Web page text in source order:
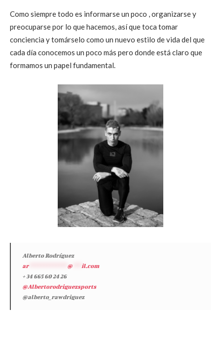
Como siempre todo es informarse un poco , organizarse y
preocuparse por lo que hacemos, así que toca tomar
conciencia y tomárselo como un nuevo estilo de vida del que
cada día conocemos un poco más pero donde está claro que
formamos un papel fundamental.
Alberto Rodríguez
ar************* @
il.com
+ 34 665 60 24 26
@Albertorodriguezsports
@alberto_rawdriguez